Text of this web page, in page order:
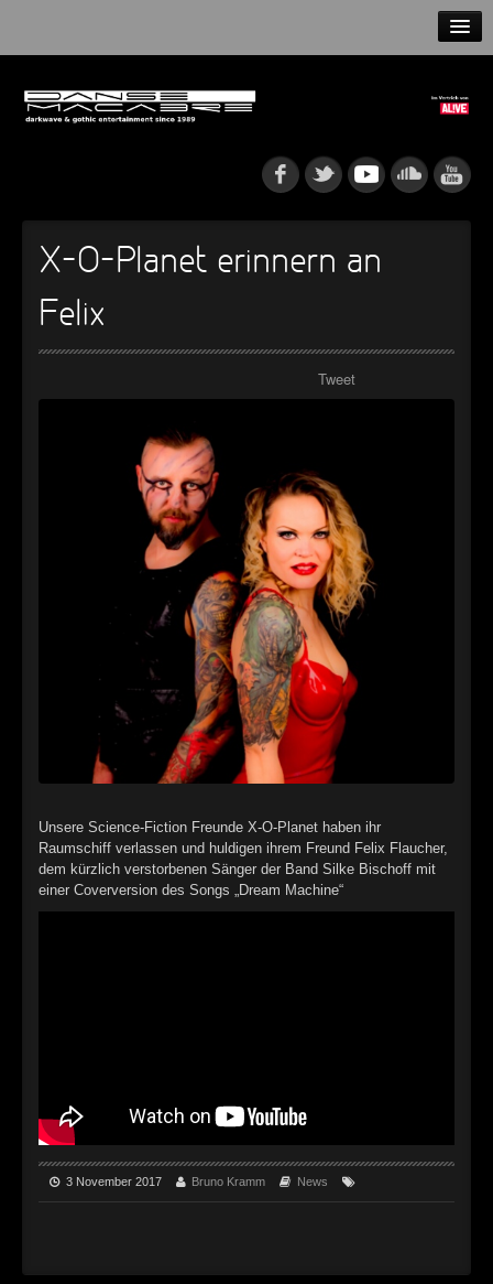
NEWS
► Rattenfänger
Oberer Totpunkt
► Dia De Los Muertos
Oberer Totpunkt
► Alltag macht tot
Oberer Totpunkt
► Die Krieger
Oberer Totpunkt
► Imperator
Oberer Totpunkt
Maschinenherz
Oberer Totpunkt
► Der Siebte Tag
Oberer Totpunkt
Langfristig gesehen (sind wir alle tot)
Oberer Totpunkt
► Blutmond
Oberer Totpunkt
► Totentanz
Oberer Totpunkt
► Teufels Lehrerin
Oberer Totpunkt
►
►
►
X-O-Planet erinnern an
Felix
Tweet
Unsere Science-Fiction Freunde X-O-Planet haben ihr
Raumschiff verlassen und huldigen ihrem Freund Felix Flaucher,
dem kürzlich verstorbenen Sänger der Band Silke Bischoff mit
einer Coverversion des Songs „Dream Machine“
3 November 2017 Bruno Kramm News